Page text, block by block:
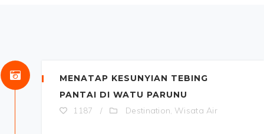
MENATAP KESUNYIAN TEBING
PANTAI DI WATU PARUNU
1187 / Destination Wisata Air